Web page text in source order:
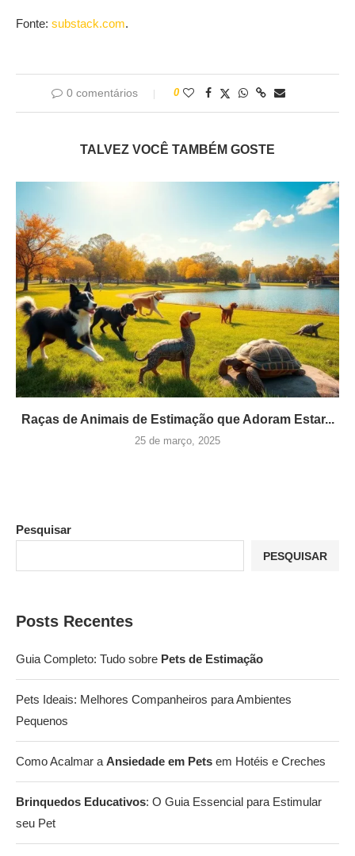
Fonte: substack.com.
0 comentários 0
TALVEZ VOCÊ TAMBÉM GOSTE
Raças de Animais de Estimação que Adoram Estar...
25 de março, 2025
Pesquisar
PESQUISAR
Posts Recentes
Guia Completo: Tudo sobre Pets de Estimação
Pets Ideais: Melhores Companheiros para Ambientes
Pequenos
Como Acalmar a Ansiedade em Pets em Hotéis e Creches
Brinquedos Educativos: O Guia Essencial para Estimular
seu Pet